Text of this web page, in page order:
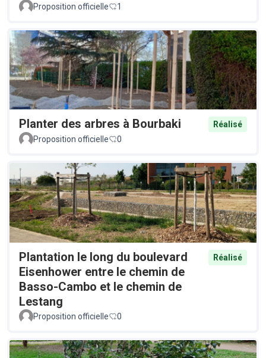
Proposition officielle 1
Planter des arbres à Bourbaki
Réalisé
Proposition officielle
0
Plantation le long du boulevard
Eisenhower entre le chemin de
Basso-Cambo et le chemin de
Lestang
Réalisé
Proposition officielle 0